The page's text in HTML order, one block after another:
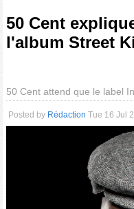
50 Cent
l'album Street
50 Cent attend que le label
Posted by Rédaction Tue 16 Jul